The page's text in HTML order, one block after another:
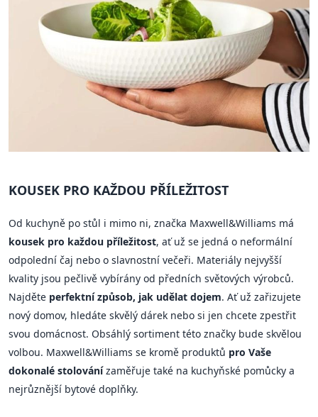
KOUSEK PRO KAŽDOU PŘÍLEŽITOST
Od kuchyně po stůl i mimo ni, značka Maxwell&Williams má
kousek pro každou příležitost, ať už se jedná o neformální
odpolední čaj nebo o slavnostní večeři. Materiály nejvyšší
kvality jsou pečlivě vybírány od předních světových výrobců.
Najděte perfektní způsob, jak udělat dojem. Ať už zařizujete
nový domov, hledáte skvělý dárek nebo si jen chcete zpestřit
svou domácnost. Obsáhlý sortiment této značky bude skvělou
volbou. Maxwell&Williams se kromě produktů pro Vaše
dokonalé stolovánízaměřuje také na kuchyňské pomůcky a
nejrůznější bytové doplňky.